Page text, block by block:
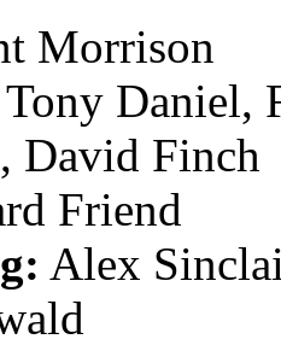
Morrison
Tony Daniel,
David Finch
Friend
Alex